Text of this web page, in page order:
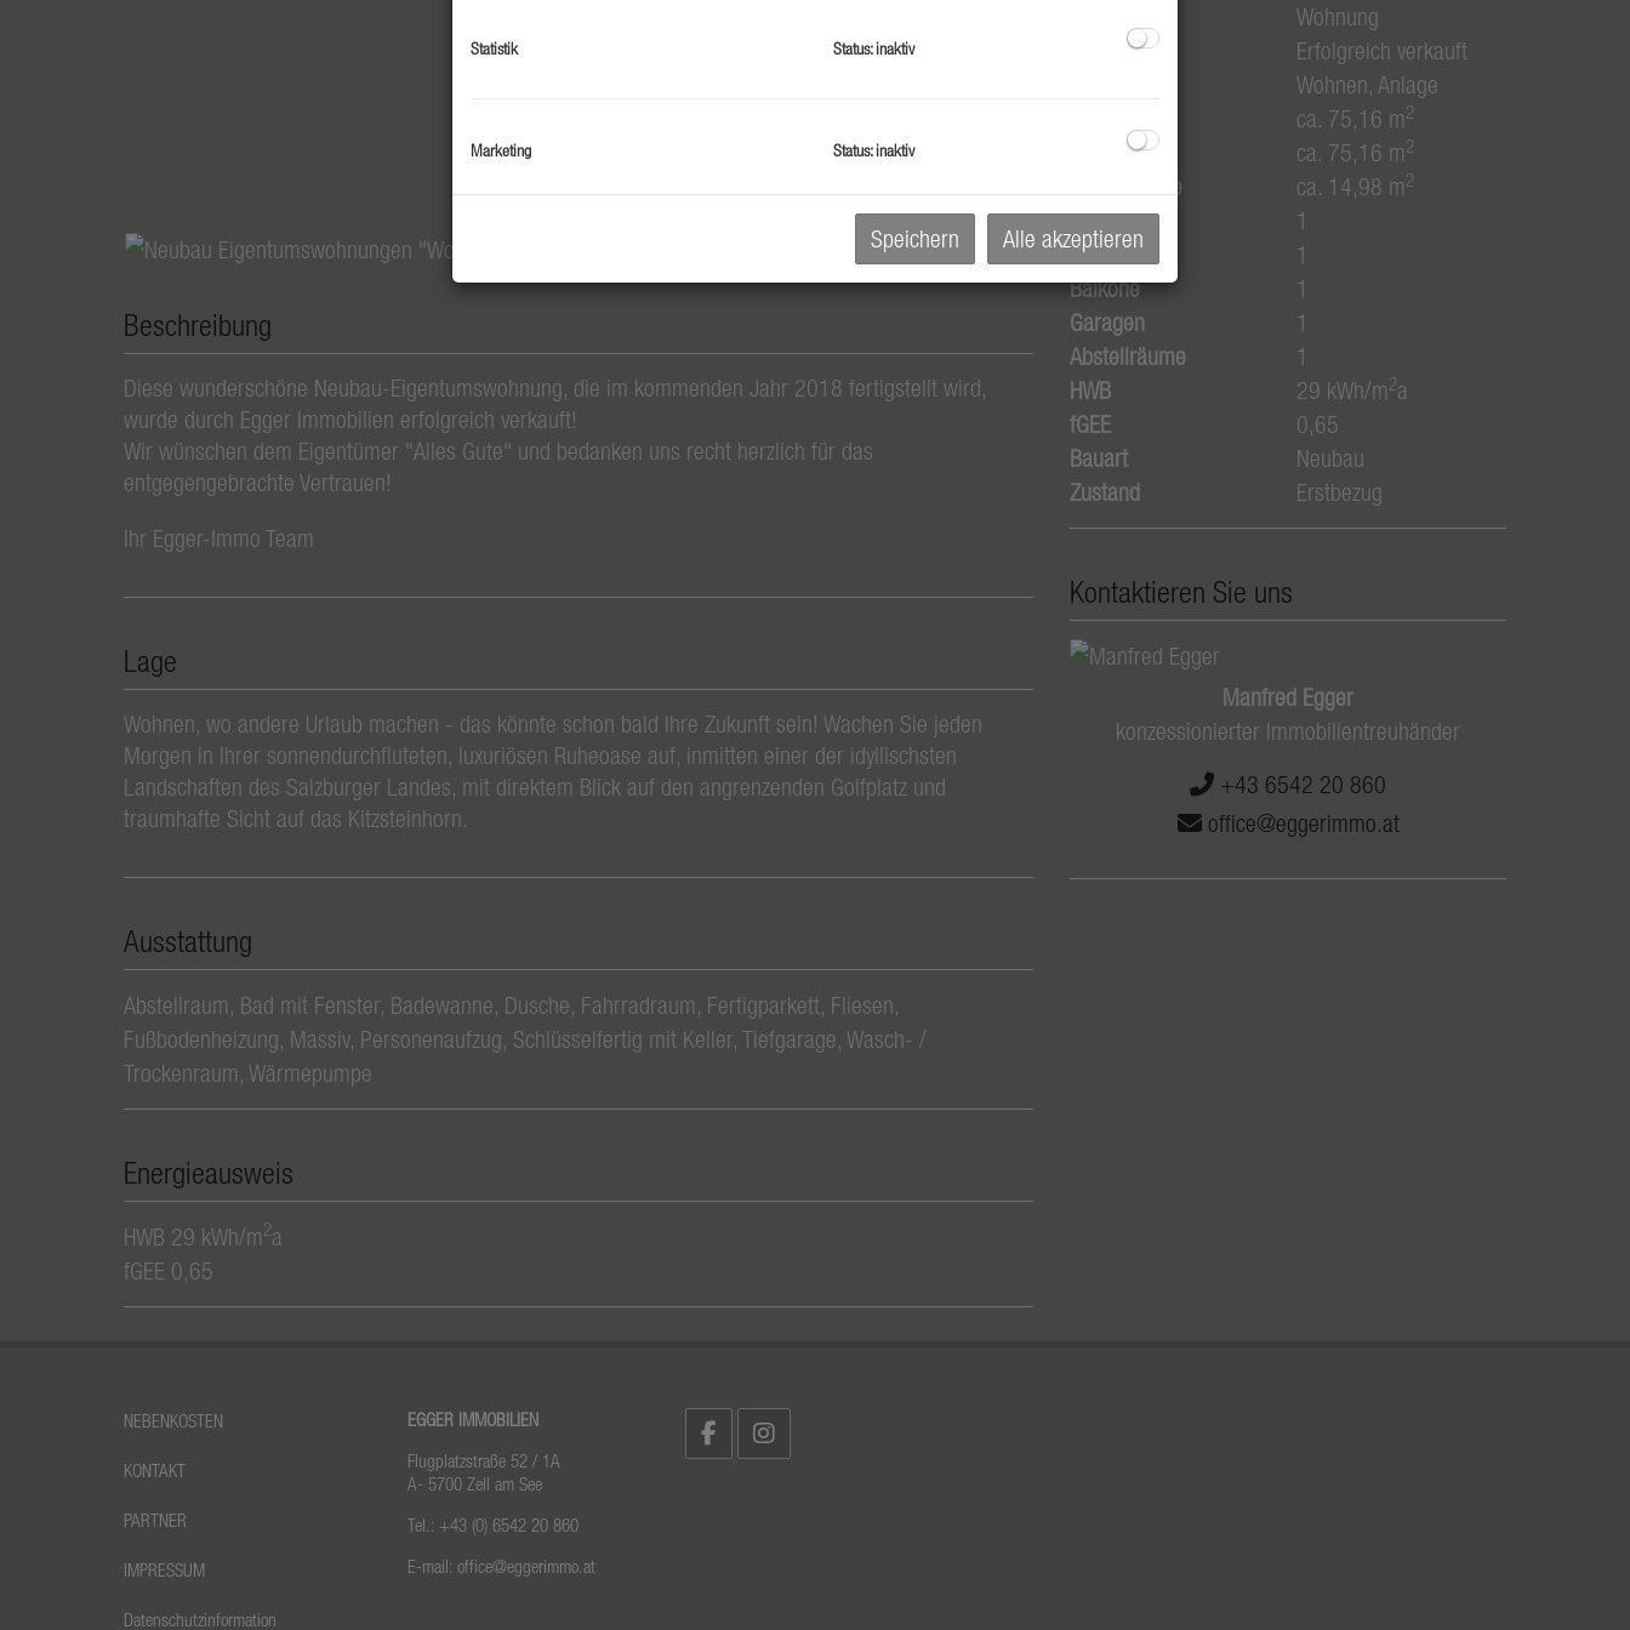
Beschreibung
Diese wunderschöne Neubau-Eigentumswohnung, die im kommenden Jahr 2018 fertigstellt wird,
wurde durch Egger Immobilien erfolgreich verkauft!
Wir wünschen dem Eigentümer "Alles Gute" und bedanken uns recht herzlich für das
entgegengebrachte Vertrauen!
Ihr Egger-Immo Team
Lage
Wohnen, wo andere Urlaub machen - das könnte schon bald Ihre Zukunft sein! Wachen Sie jeden
Morgen in Ihrer sonnendurchfluteten, luxuriösen Ruheoase auf, inmitten einer der idyllischsten
Landschaften des Salzburger Landes, mit direktem Blick auf den angrenzenden Golfplatz und
traumhafte Sicht auf das Kitzsteinhorn.
Ausstattung
Abstellraum Bad mit Fenster Badewanne Dusche Fahrradraum Fertigparkett Fliesen
Fußbodenheizung Massiv Personenaufzug Schlüsselfertig mit Keller Tiefgarage Wasch- /
Trockenraum Wärmepumpe
Energieausweis
HWB 29 kWh/m2a
fGEE 0,65
Wohnung
Kaufpreis
Erfolgreich verkauft
Wohnen Anlage
ca. 75,16 m2
Wohnfläche ca. 75,16 m2
Balkonfläche ca. 14,98 m2
Bäder
1
WC
1
Balkone
1
Garagen
1
Abstellräume
1
HWB
29 kWh/m2a
fGEE
0,65
Bauart
Neubau
Zustand
Erstbezug
Kontaktieren Sie uns
Manfred Egger
konzessionierter Immobilientreuhänder
+43 6542 20 860
office@eggerimmo.at
NEBENKOSTEN
KONTAKT
PARTNER
IMPRESSUM
Datenschutzinformation
EGGER IMMOBILIEN
Flugplatzstraße 52 / 1A
A- 5700 Zell am See
Tel.: +43 (0) 6542 20 860
E-mail: office@eggerimmo.at
Statistik Status: inaktiv
Marketing Status: inaktiv
Speichern Alle akzeptieren